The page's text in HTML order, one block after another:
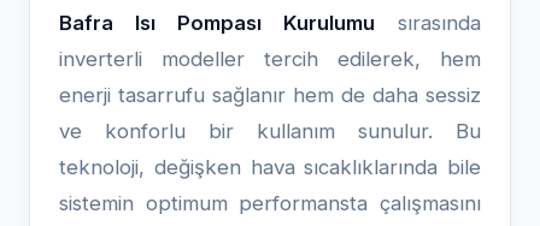
Bafra Isı Pompası Kurulumu sırasında
inverterli modeller tercih edilerek, hem
enerji tasarrufu sağlanır hem de daha sessiz
ve konforlu bir kullanım sunulur. Bu
teknoloji, değişken hava sıcaklıklarında bile
sistemin optimum performansta çalışmasını